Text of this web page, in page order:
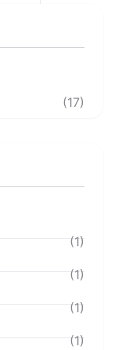
(17)
(1)
(1)
(1)
(1)